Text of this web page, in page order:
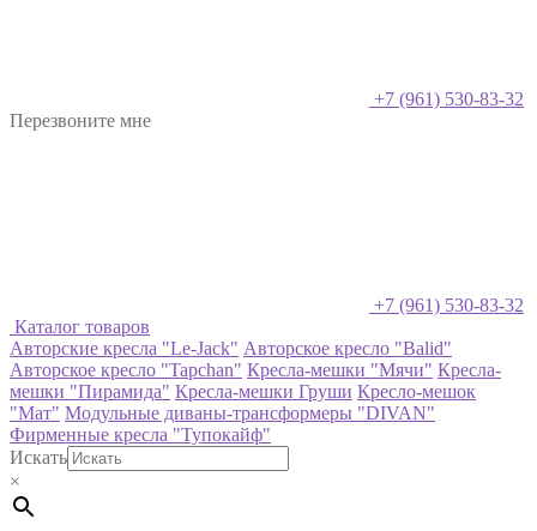
+7 (961) 530-83-32
Перезвоните мне
+7 (961) 530-83-32
Каталог товаров
Авторские кресла "Le-Jack" Авторское кресло "Balid"
Авторское кресло "Tapchan" Кресла-мешки "Мячи" Кресла-
мешки "Пирамида" Кресла-мешки Груши Кресло-мешок
"Мат" Модульные диваны-трансформеры "DIVAN"
Фирменные кресла "Тупокайф"
Искать
×